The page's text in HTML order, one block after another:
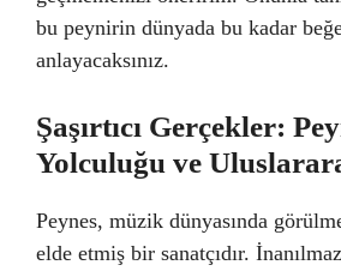
bu peynirin dünyada bu kadar
anlayacaksınız.
Şaşırtıcı Gerçekler:
Yolculuğu ve
Peynes, müzik dünyasında
elde etmiş bir sanatçıdır.